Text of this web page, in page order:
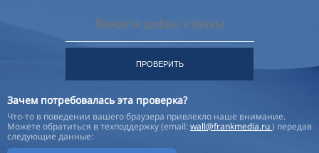
ПРОВЕРИТЬ
Зачем потребовалась эта проверка?
Что-то в поведении вашего браузера привлекло наше внимание.
Можете обратиться в техподдержку (email:wall@frankmedia.ru) передав
следующие данные: